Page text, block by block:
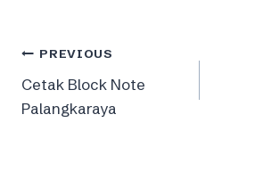
Post
navigation
PREVIOUS
Cetak Block Note
Palangkaraya